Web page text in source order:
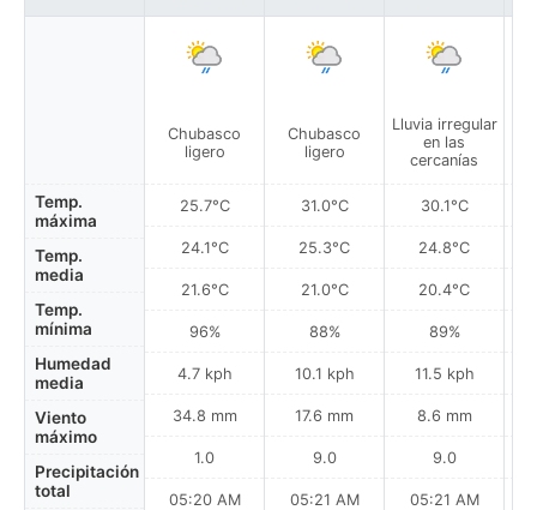
Temp.
máxima
Temp.
media
Temp.
mínima
Humedad
media
Viento
máximo
Precipitación
total
Chubasco
ligero
25.7°C
24.1°C
21.6°C
96%
4.7 kph
34.8 mm
1.0
05:20 AM
Chubasco
ligero
31.0°C
25.3°C
21.0°C
88%
10.1 kph
17.6 mm
9.0
05:21 AM
Lluvia irregular
en las
cercanías
30.1°C
24.8°C
20.4°C
89%
11.5 kph
8.6 mm
9.0
05:21 AM